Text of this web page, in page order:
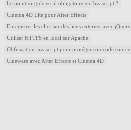
Le point virgule est-il obligatoire en Javascript ?
Cinema 4D Lite pour After Effects
Enregistrer les clics sur des liens externes avec jQuery
Utiliser HTTPS en local sur Apache
Obfuscation javascript pour protéger son code source
Cineware avec After Effects et Cinema 4D